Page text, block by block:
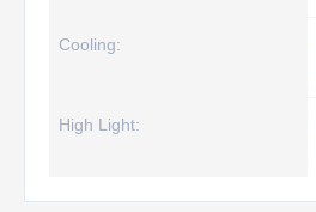
Cooling:
High Light: